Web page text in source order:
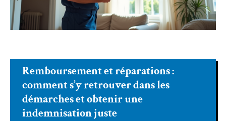
Remboursement et réparations :
comment s’y retrouver dans les
démarches et obtenir une
indemnisation juste